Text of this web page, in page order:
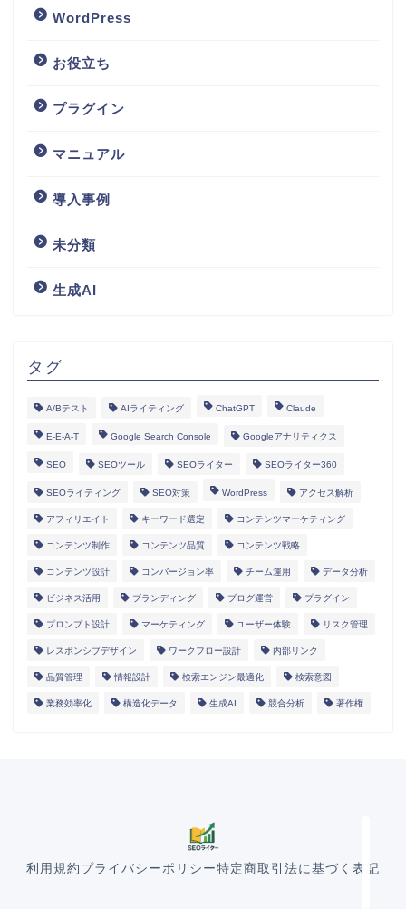
WordPress
お役立ち
プラグイン
マニュアル
導入事例
未分類
生成AI
タグ
A/Bテスト AIライティング ChatGPT Claude
E-E-A-T Google Search Console Googleアナリティクス
SEO SEOツール SEOライター SEOライター360
SEOライティング SEO対策 WordPress アクセス解析
アフィリエイト キーワード選定 コンテンツマーケティング
コンテンツ制作 コンテンツ品質 コンテンツ戦略
コンテンツ設計 コンバージョン率 チーム運用 データ分析
ビジネス活用 ブランディング ブログ運営 プラグイン
プロンプト設計 マーケティング ユーザー体験 リスク管理
レスポンシブデザイン ワークフロー設計 内部リンク
品質管理 情報設計 検索エンジン最適化 検索意図
業務効率化 構造化データ 生成AI 競合分析 著作権
利用規約プライバシーポリシー特定商取引法に基づく表記
HOME